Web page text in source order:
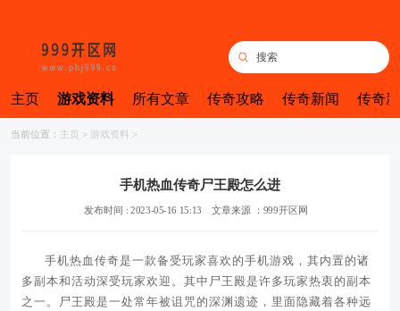
主页 游戏资料 所有文章 传奇攻略 传奇新闻 传奇
当前位置： 主页 > 游戏资料 >
手机热血传奇尸王殿怎么进
发布时间 : 2023-05-16 15:13 文章来源 ：999开区网
手机热血传奇是一款备受玩家喜欢的手机游戏，其内置的诸
多副本和活动深受玩家欢迎。其中尸王殿是许多玩家热衷的副本
之一。尸王殿是一处常年被诅咒的深渊遗迹，里面隐藏着各种远